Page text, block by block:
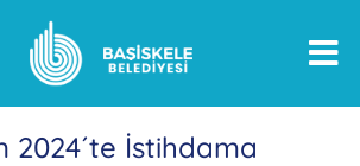
2024´te İstihdama